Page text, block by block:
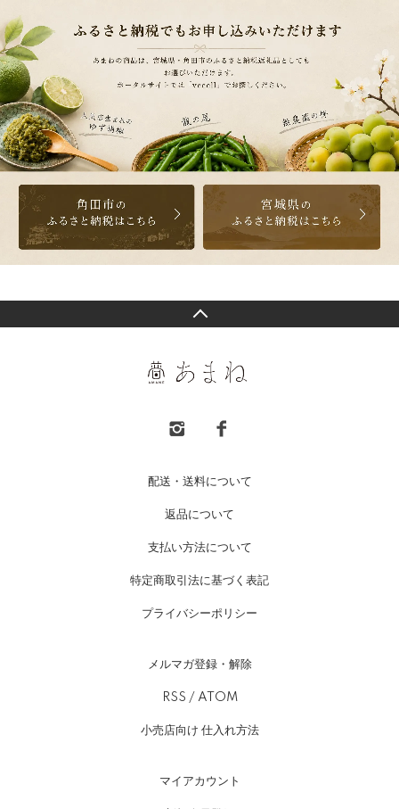
配送・送料について
返品について
支払い方法について
特定商取引法に基づく表記
プライバシーポリシー
メルマガ登録・解除
RSS / ATOM
小売店向け 仕入れ方法
マイアカウント